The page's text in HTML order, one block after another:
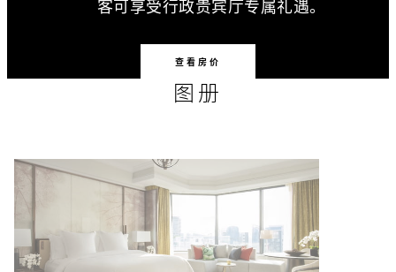
客可享受行政贵宾厅专属礼遇。
查看房价
图册